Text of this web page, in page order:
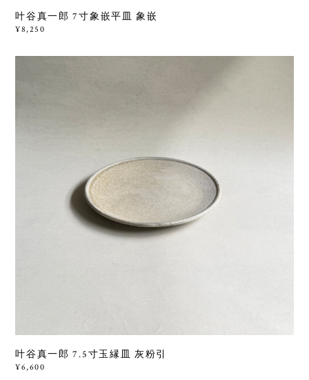
叶谷真一郎 7寸象嵌平皿 象嵌
¥8,250
叶谷真一郎 7.5寸玉縁皿 灰粉引
¥6,600